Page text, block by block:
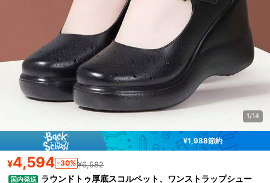
1/14
¥1,988節約
¥4,594 -30% ¥6,582
国内発送 ラウンドトゥ厚底スコルペット、ワンストラップシュー